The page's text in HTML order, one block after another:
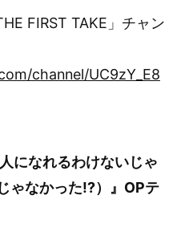
FIRST TAKE」チャン
channel/UC9zY_E8
になれるわけないじゃ
ゃなかった!?）』OPテ